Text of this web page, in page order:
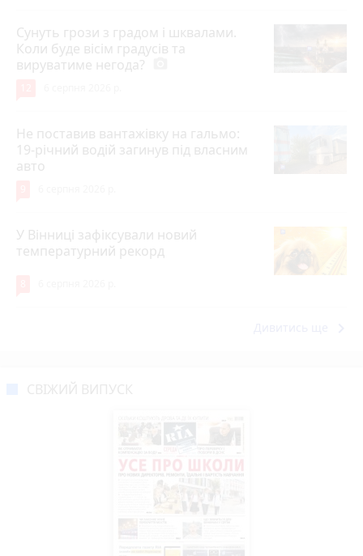
Сунуть грози з градом і шквалами.
Коли буде вісім градусів та
вируватиме негода?
Не поставив вантажівку на гальмо:
19-річний водій загинув під власним
авто
У Вінниці зафіксували новий
температурний рекорд